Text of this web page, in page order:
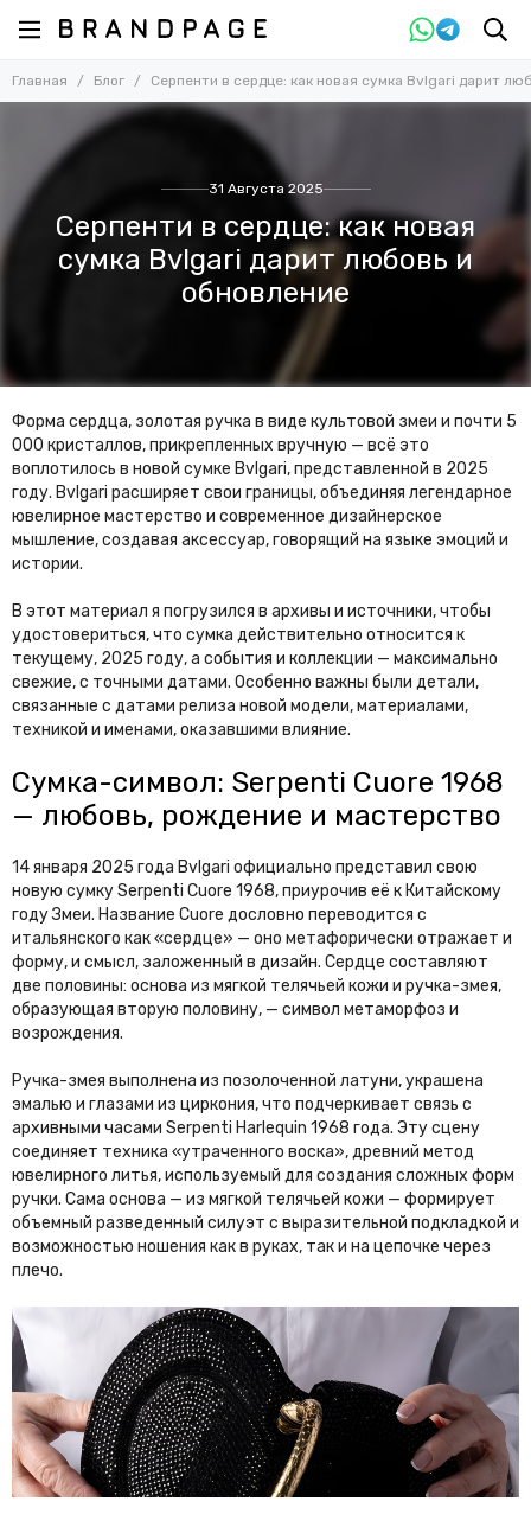
Главная Блог Серпенти в сердце: как новая сумка Bvlgari дарит
31 Августа 2025
Серпенти в сердце: как новая
сумка Bvlgari дарит любовь и
обновление
Форма сердца, золотая ручка в виде культовой змеи и почти 5
000 кристаллов, прикрепленных вручную — всё это
воплотилось в новой сумке Bvlgari, представленной в 2025
году. Bvlgari расширяет свои границы, объединяя легендарное
ювелирное мастерство и современное дизайнерское
мышление, создавая аксессуар, говорящий на языке эмоций и
истории.
В этот материал я погрузился в архивы и источники, чтобы
удостовериться, что сумка действительно относится к
текущему, 2025 году, а события и коллекции — максимально
свежие, с точными датами. Особенно важны были детали,
связанные с датами релиза новой модели, материалами,
техникой и именами, оказавшими влияние.
Сумка-символ: Serpenti Cuore 1968
— любовь, рождение и мастерство
14 января 2025 года Bvlgari официально представил свою
новую сумку Serpenti Cuore 1968, приурочив её к Китайскому
году Змеи. Название Cuore дословно переводится с
итальянского как «сердце» — оно метафорически отражает и
форму, и смысл, заложенный в дизайн. Сердце составляют
две половины: основа из мягкой телячьей кожи и ручка-змея,
образующая вторую половину, — символ метаморфоз и
возрождения.
Ручка-змея выполнена из позолоченной латуни, украшена
эмалью и глазами из циркония, что подчеркивает связь с
архивными часами Serpenti Harlequin 1968 года. Эту сцену
соединяет техника «утраченного воска», древний метод
ювелирного литья, используемый для создания сложных форм
ручки. Сама основа — из мягкой телячьей кожи — формирует
объемный разведенный силуэт с выразительной подкладкой и
возможностью ношения как в руках, так и на цепочке через
плечо.